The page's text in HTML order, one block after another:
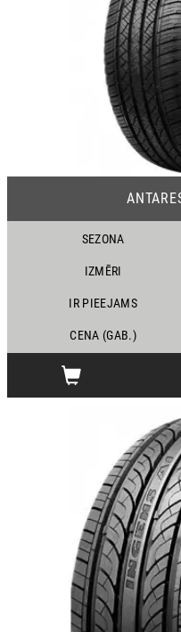
SEZONA
IZMĒRI
IR PIEEJAMS
CENA (GAB.)